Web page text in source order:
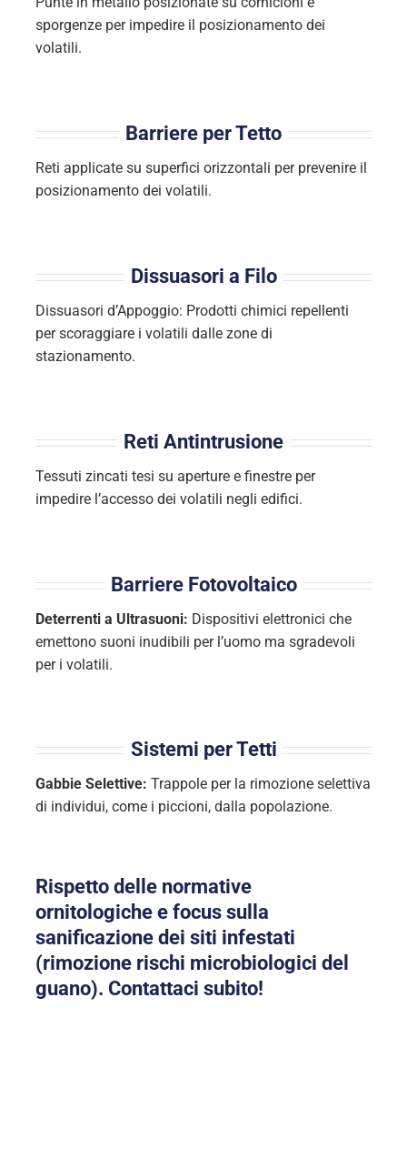
sporgenze per impedire il posizionamento dei
volatili.
Barriere per Tetto
Reti applicate su superfici orizzontali per prevenire il
posizionamento dei volatili.
Dissuasori a Filo
Dissuasori d’Appoggio: Prodotti chimici repellenti
per scoraggiare i volatili dalle zone di
stazionamento.
Reti Antintrusione
Tessuti zincati tesi su aperture e finestre per
impedire l’accesso dei volatili negli edifici.
Barriere Fotovoltaico
Deterrenti a Ultrasuoni: Dispositivi elettronici che
emettono suoni inudibili per l’uomo ma sgradevoli
per i volatili.
Sistemi per Tetti
Gabbie Selettive: Trappole per la rimozione selettiva
di individui, come i piccioni, dalla popolazione.
Rispetto delle normative
ornitologiche e focus sulla
sanificazione dei siti infestati
(rimozione rischi microbiologici del
guano). Contattaci subito!